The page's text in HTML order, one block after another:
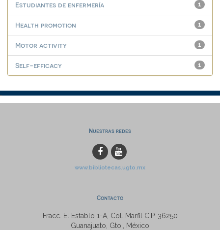
1
Estudiantes de enfermería
1
Health promotion
1
Motor activity
1
Self-efficacy
Nuestras redes
www.bibliotecas.ugto.mx
Contacto
Fracc. El Establo 1-A, Col. Marfil C.P. 36250
Guanajuato, Gto., México